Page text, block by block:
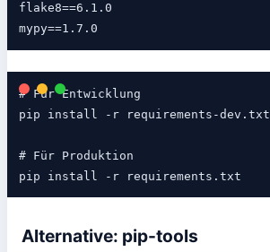
flake8==6.1.0
# Für Entwicklung
pip install -r requirements-dev.txt
# Für Produktion
Alternative: pip-tools